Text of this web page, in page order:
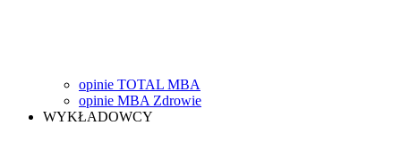
opinie TOTAL MBA
opinie MBA Zdrowie
WYKŁADOWCY